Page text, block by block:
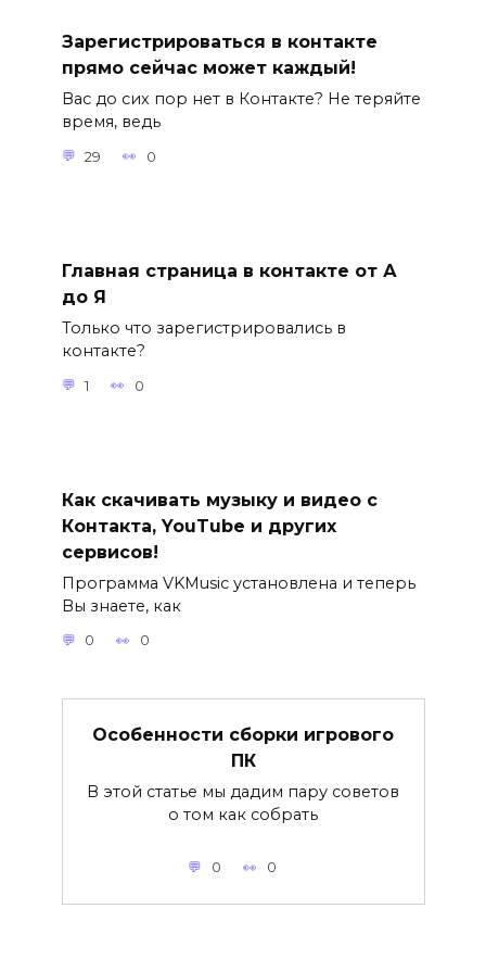
Зарегистрироваться в контакте
прямо сейчас может каждый!
Вас до сих пор нет в Контакте? Не теряйте
время, ведь
29 0
Главная страница в контакте от А
до Я
Только что зарегистрировались в
контакте?
1 0
Как скачивать музыку и видео с
Контакта, YouTube и других
сервисов!
Программа VKMusic установлена и теперь
Вы знаете, как
0 0
Особенности сборки игрового
ПК
В этой статье мы дадим пару советов
о том как собрать
0 0